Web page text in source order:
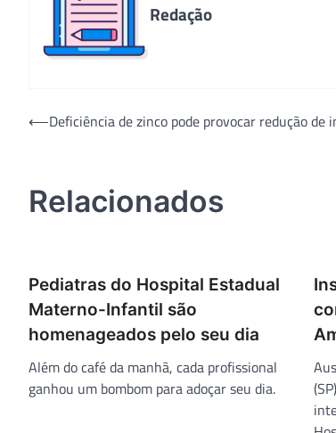
Redação
Navegação
⟵Deficiência de zinco pode provocar redução de
Relacionados
Pediatras do Hospital Estadual
Materno-Infantil são
homenageados pelo seu dia
Além do café da manhã, cada profissional
ganhou um bombom para adoçar seu dia.